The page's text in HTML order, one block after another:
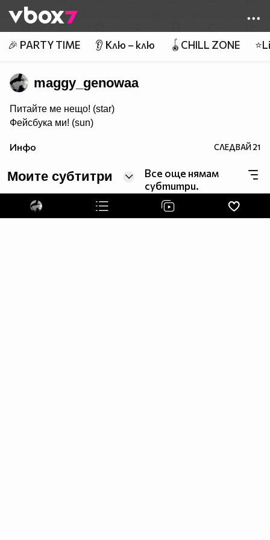
👾
🎉 PARTY TIME 👂 Клю – клю 🪀CHILL ZONE
maggy_genowaa
Питайте ме нещо! (star)
Фейсбука ми! (sun)
Инфо СЛЕДВАЙ21
Моите субтитри
Все още нямам
субтитри.